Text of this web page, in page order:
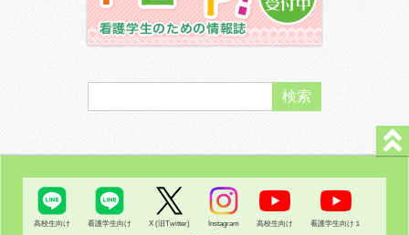
高校生向け 看護学生向け X (旧Twitter) Instagram 高校生向け 看護学生向け１